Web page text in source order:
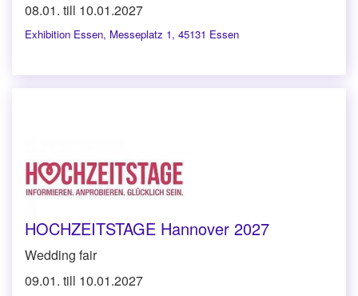
08.01. till 10.01.2027
Exhibition Essen, Messeplatz 1, 45131 Essen
HOCHZEITSTAGE Hannover 2027
Wedding fair
09.01. till 10.01.2027